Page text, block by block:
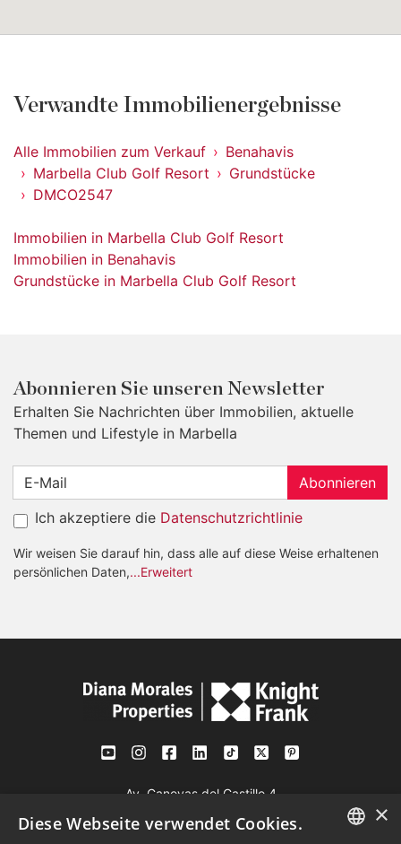
Verwandte Immobilienergebnisse
Alle Immobilien zum Verkauf
Benahavis
Marbella Club Golf Resort
Grundstücke
DMCO2547
Immobilien in Marbella Club Golf Resort
Immobilien in Benahavis
Grundstücke in Marbella Club Golf Resort
Abonnieren Sie unseren Newsletter
Erhalten Sie Nachrichten über Immobilien, aktuelle
Themen und Lifestyle in Marbella
Abonnieren
Ich akzeptiere die Datenschutzrichtlinie
Wir weisen Sie darauf hin, dass alle auf diese Weise erhaltenen
persönlichen Daten,...Erweitert
Av. Canovas del Castillo 4
29601 Marbella
×
Diese Webseite verwendet Cookies.